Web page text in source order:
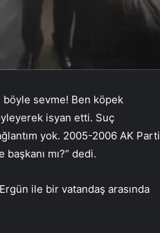
böyle sevme! Ben köpek
isyan etti. Suç
yok. 2005-2006 AK Parti
mı?” dedi.
ile bir vatandaş arasında